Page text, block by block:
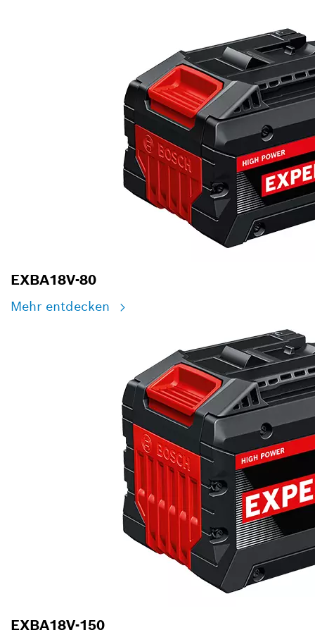
EXBA18V-80
Mehr entdecken
EXBA18V-150